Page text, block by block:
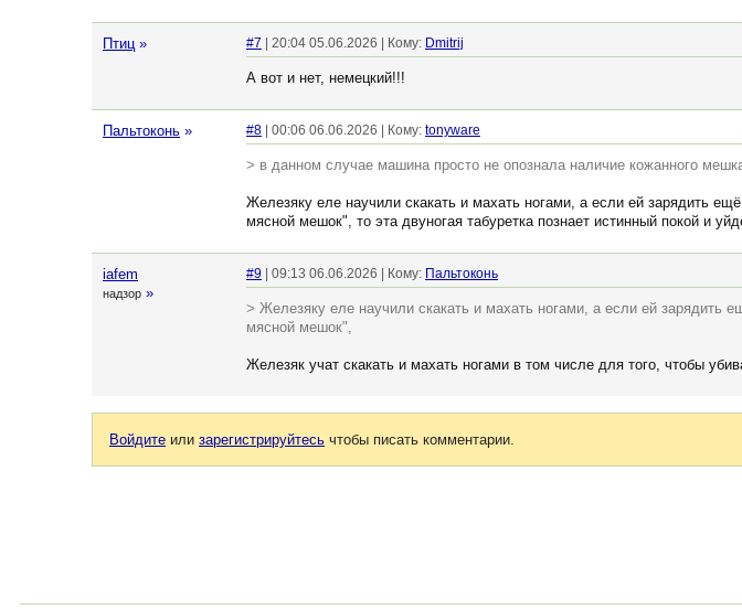
Птиц » #7 | 20:04 05.06.2026 | Кому: Dmitrij
А вот и нет, немецкий!!!
Пальтоконь » #8 | 00:06 06.06.2026 | Кому: tonyware
> в данном случае машина просто не опознала наличие кожанного
Железяку еле научили скакать и махать ногами, а если ей зарядить
мясной мешок", то эта двуногая табуретка познает истинный покой и
iafem
надзор »
#9 | 09:13 06.06.2026 | Кому: Пальтоконь
> Железяку еле научили скакать и махать ногами, а если ей зарядить
мясной мешок",
Железяк учат скакать и махать ногами в том числе для того, чтобы
Войдите или зарегистрируйтесь чтобы писать комментарии.